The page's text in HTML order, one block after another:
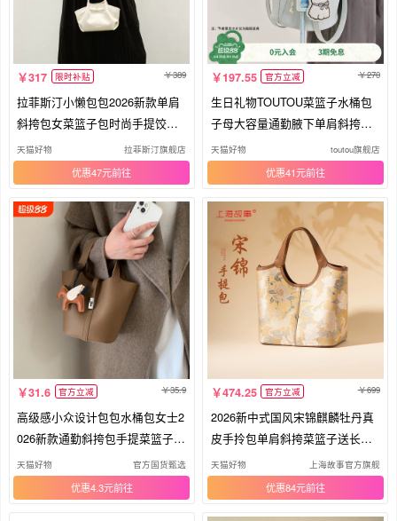
317 限时补贴 389
拉菲斯汀小懒包包2026新款单肩
斜挎包女菜篮子包时尚手提饺子
包
天猫好物 拉菲斯汀旗舰店
优惠47元
197.55 官方立减 270
生日礼物TOUTOU菜篮子水桶包
子母大容量通勤腋下单肩斜挎包
包女
天猫好物 toutou旗舰店
优惠41元
31.6 官方立减 35.9
高级感小众设计包包水桶包女士2
026新款通勤斜挎包手提菜篮子精
致
天猫好物 官方国货甄选
优惠4.3元
474.25 官方立减 699
2026新中式国风宋锦麒麟牡丹真
皮手拎包单肩斜挎菜篮子送长辈
礼物
天猫好物 上海故事官方旗舰
优惠84元